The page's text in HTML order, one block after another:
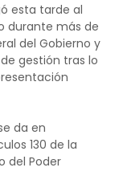
esta tarde al
durante más de
del Gobierno y
gestión tras lo
da en
130 de la
del Poder